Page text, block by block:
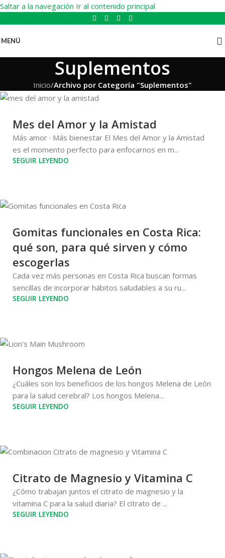
Saltar a la navegación Ir al contenido principal
MENÚ
Suplementos
Inicio/Archivo por Categoría "Suplementos"
Mes del Amor y la Amistad
Más amor · Más bienestar El Mes del Amor y la Amistad
es el momento perfecto para enfocarnos en m...
SEGUIR LEYENDO
Gomitas funcionales en Costa Rica:
qué son, para qué sirven y cómo
escogerlas
Cada vez más personas en Costa Rica buscan formas
sencillas de incorporar hábitos saludables a su ru...
SEGUIR LEYENDO
Hongos Melena de León
¿Cuáles son los beneficios de los hongos Melena de León
para la salud cerebral? Los hongos Melena...
SEGUIR LEYENDO
Citrato de Magnesio y Vitamina C
¿Cómo trabajan juntos el citrato de magnesio y la
vitamina C para la salud diaria? El citrato de ...
SEGUIR LEYENDO